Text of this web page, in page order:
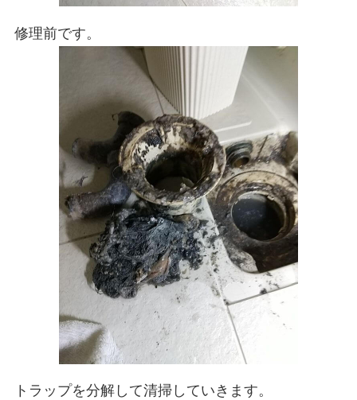
修理前です。
トラップを分解して清掃していきます。